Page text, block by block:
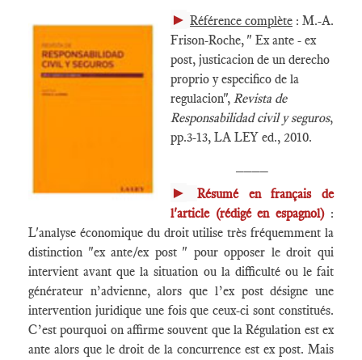
► Référence complète : M.-A.
Frison-Roche, " Ex ante - ex
post, justicacion de un derecho
proprio y especifico de la
regulacion", Revista de
Responsabilidad civil y seguros,
pp.3-13, LA LEY ed., 2010.
►
Résumé en français de
l'article (rédigé en espagnol) :
L'analyse économique du droit utilise très fréquemment la
distinction "ex ante/ex post " pour opposer le droit qui
intervient avant que la situation ou la difficulté ou le fait
générateur n’advienne, alors que l’ex post désigne une
intervention juridique une fois que ceux-ci sont constitués.
C’est pourquoi on affirme souvent que la Régulation est ex
ante alors que le droit de la concurrence est ex post. Mais